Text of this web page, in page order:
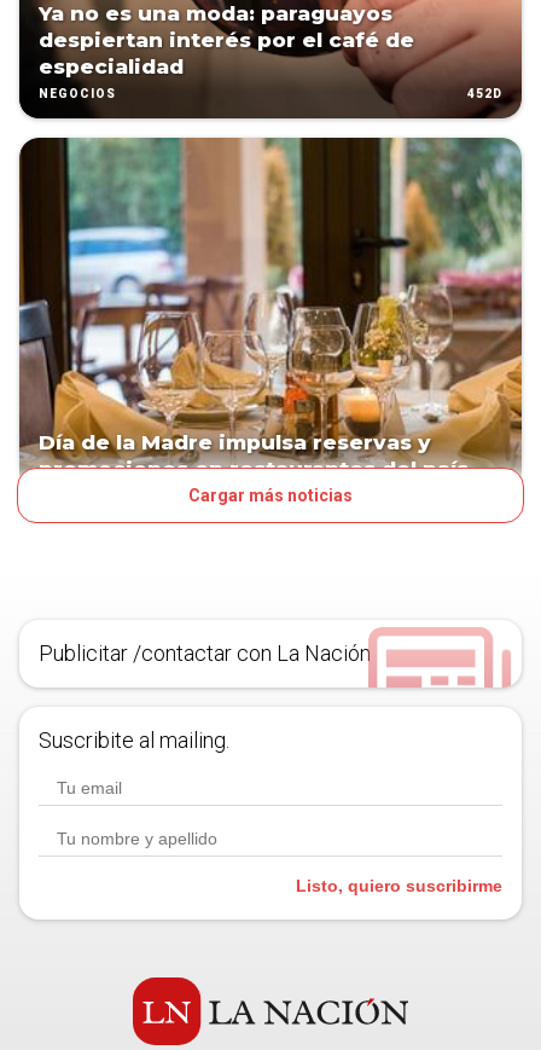
Ya no es una moda: paraguayos
despiertan interés por el café de
especialidad
NEGOCIOS 452D
Día de la Madre impulsa reservas y
promociones en restaurantes del país
Cargar más noticias
Publicitar /contactar con La Nación
Suscribite al mailing.
Listo, quiero suscribirme